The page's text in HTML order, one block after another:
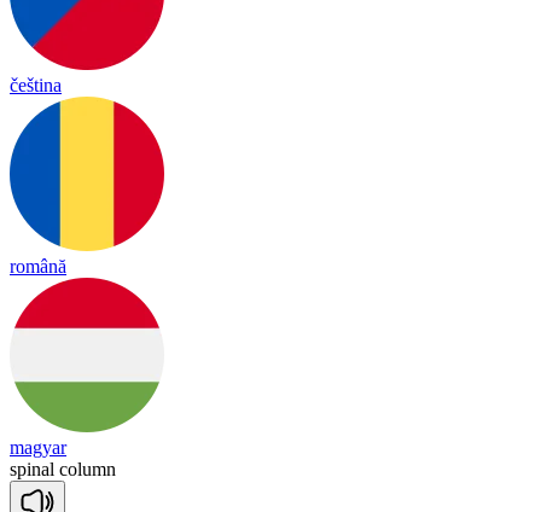
čeština
română
magyar
spinal column